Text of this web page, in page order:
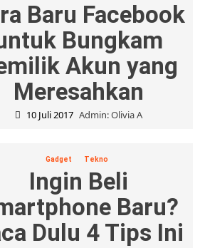
Baru Facebook
Bungkam
Akun yang
Meresahkan
10 Juli 2017 Admin: Olivia A
Gadget Tekno
Ingin Beli
Baru?
Dulu 4 Tips Ini